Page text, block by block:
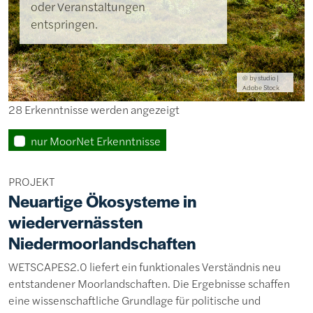
© by studio |
Adobe Stock
oder Veranstaltungen
entspringen.
28 Erkenntnisse werden angezeigt
nur MoorNet Erkenntnisse
PROJEKT
Neuartige Ökosysteme in
wiedervernässten
Niedermoorlandschaften
WETSCAPES2.0 liefert ein funktionales Verständnis neu
entstandener Moorlandschaften. Die Ergebnisse schaffen
eine wissenschaftliche Grundlage für politische und